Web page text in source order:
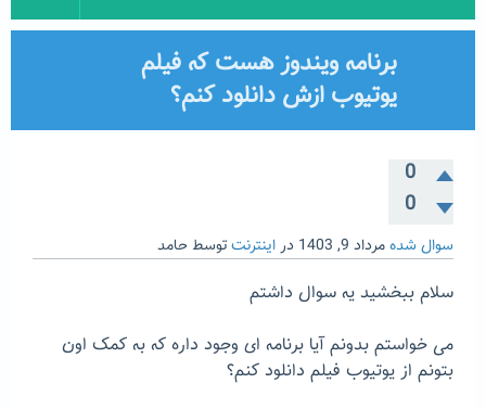
برنامه ویندوز هست که فیلم
یوتیوب ازش دانلود کنم؟
0
0
سوال شدهمرداد 9, 1403 دراینترنتتوسط حامد
سلام ببخشید یه سوال داشتم
می خواستم بدونم آیا برنامه ای وجود داره که به کمک اون
بتونم از یوتیوب فیلم دانلود کنم؟